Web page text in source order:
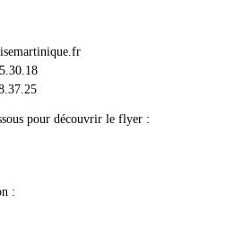
pour découvrir le flyer :
: